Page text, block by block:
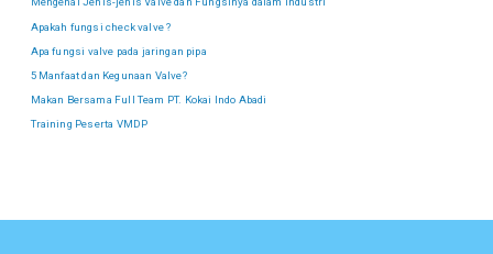
Apakah fungsi check valve ?
Apa fungsi valve pada jaringan pipa
5 Manfaat dan Kegunaan Valve?
Makan Bersama Full Team PT. Kokai Indo Abadi
Training Peserta VMDP